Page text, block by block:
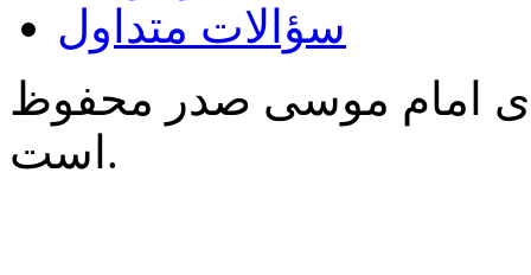
سؤالات متداول
امام موسی صدر محفوظ
است.